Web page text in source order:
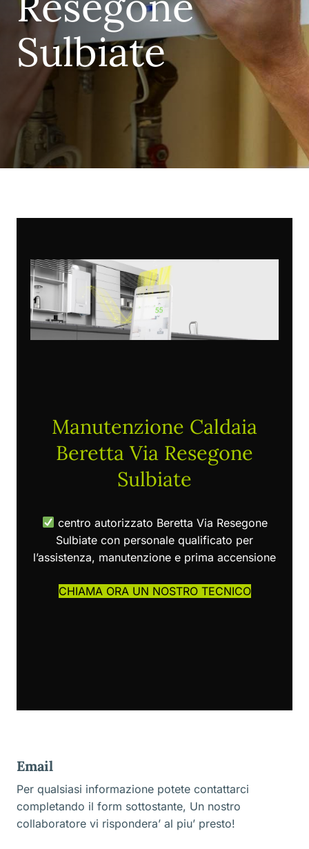
Sulbiate
Manutenzione Caldaia
Beretta Via Resegone
Sulbiate
centro autorizzato Beretta Via Resegone
Sulbiate con personale qualificato per
l’assistenza, manutenzione e prima accensione
CHIAMA ORA UN NOSTRO TECNICO
Email
Per qualsiasi informazione potete contattarci
completando il form sottostante, Un nostro
collaboratore vi rispondera’ al piu’ presto!